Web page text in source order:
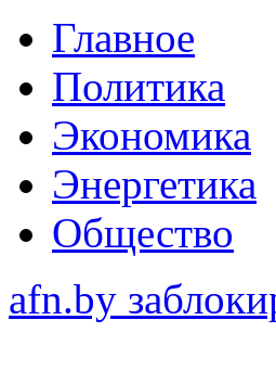
Главное
Политика
Экономика
Энергетика
Общество
afn.by